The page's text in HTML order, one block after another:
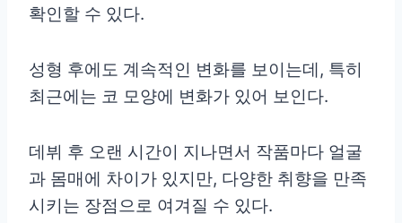
확인할 수 있다.
성형 후에도 계속적인 변화를 보이는데, 특히
최근에는 코 모양에 변화가 있어 보인다.
데뷔 후 오랜 시간이 지나면서 작품마다 얼굴
과 몸매에 차이가 있지만, 다양한 취향을 만족
시키는 장점으로 여겨질 수 있다.